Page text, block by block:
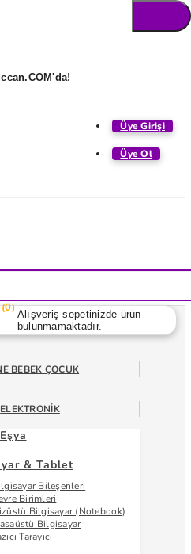
Üye Girişi
Üye Ol
0 Alışveriş sepetinizde ürün
bulunmamaktadır.
BEBEK ÇOCUK
ELEKTRONIK
& Tablet
Bileşenleri
Birimleri
Bilgisayar (Notebook)
Bilgisayar
Tarayıcı